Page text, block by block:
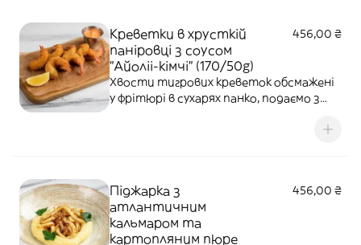
Креветки в хрусткій
паніровці з соусом
"Айоліі-кімчі" (170/50g)
456,00 ₴
Хвости тигрових креветок обсмажені
у фрітюрі в сухарях панко, подаємо з
Піджарка з
атлантичним
кальмаром та
картопляним пюре
456,00 ₴